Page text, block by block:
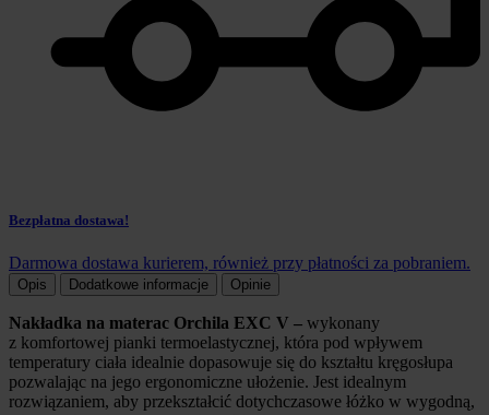
Bezpłatna dostawa!
Darmowa dostawa kurierem, również przy płatności za pobraniem.
Opis Dodatkowe informacje Opinie
Nakładka na materac Orchila EXC V – wykonany
z komfortowej pianki termoelastycznej, która pod wpływem
temperatury ciała idealnie dopasowuje się do kształtu kręgosłupa
pozwalając na jego ergonomiczne ułożenie. Jest idealnym
rozwiązaniem, aby przekształcić dotychczasowe łóżko w wygodną,